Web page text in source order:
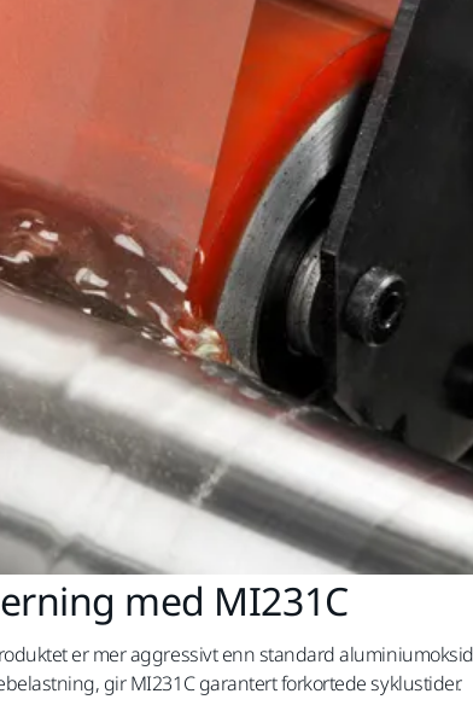
med MI231C
er mer aggressivt enn standard
gir MI231C garantert forkortede syklustider.